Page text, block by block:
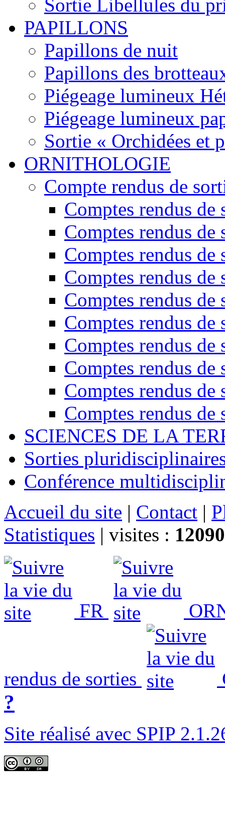
Sortie Libellules du
PAPILLONS
Papillons de nuit
Papillons des
Piégeage lumineux
Piégeage lumineux
Sortie « Orchidées et
ORNITHOLOGIE
Compte rendus de
Comptes rendus de
Comptes rendus de
Comptes rendus de
Comptes rendus de
Comptes rendus de
Comptes rendus de
Comptes rendus de
Comptes rendus de
Comptes rendus de
Comptes rendus de
SCIENCES DE LA
Sorties
Conférence
Accueil du site | Contact |
Statistiques | visites :
FR
rendus de sorties
?
Site réalisé avec SPIP